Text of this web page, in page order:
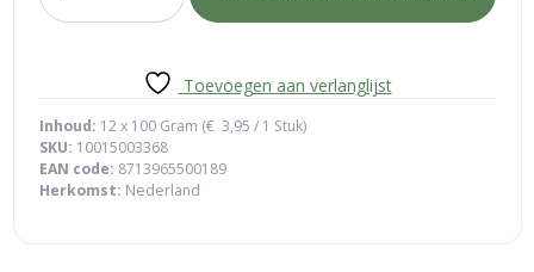
raisins-
Toevoegen aan verlanglijst
Inhoud: 12 x 100 Gram (€ 3,95 / 1 Stuk)
SKU: 10015003368
EAN code: 8713965500189
Herkomst: Nederland